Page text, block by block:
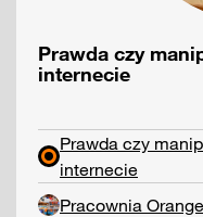
Prawda czy
internecie
Prawda czy
internecie
Pracownia